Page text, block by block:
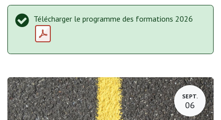
Télécharger le programme des formations 2026
SEPT.
06